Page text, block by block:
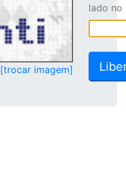
[trocar imagem]
lado no